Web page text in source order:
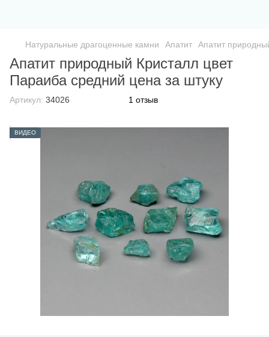
Натуральные драгоценные камни Апатит Апатит
Апатит природный Кристалл цвет
Параиба средний цена за штуку
Артикул: 34026 1 отзыв
ВИДЕО